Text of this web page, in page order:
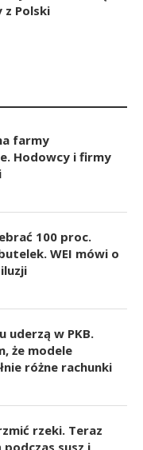
Polski
farmy
Hodowcy i firmy
100 proc.
WEI mówi o
uderzą w PKB.
że modele
różne rachunki
rzeki. Teraz